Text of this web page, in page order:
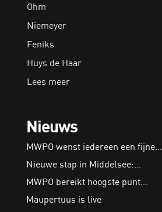
Ohm
Niemeyer
Feniks
Huys de Haar
Lees meer
Nieuws
MWPO wenst iedereen een fijne…
Nieuwe stap in Middelsee:…
MWPO bereikt hoogste punt…
Maupertuus is live